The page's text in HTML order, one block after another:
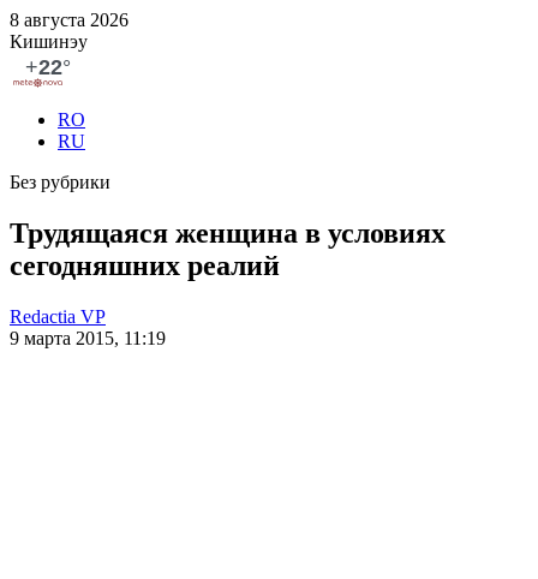
8 августа 2026
Кишинэу
RO
RU
Без рубрики
Трудящаяся женщина в условиях
сегодняшних реалий
Redactia VP
9 марта 2015, 11:19